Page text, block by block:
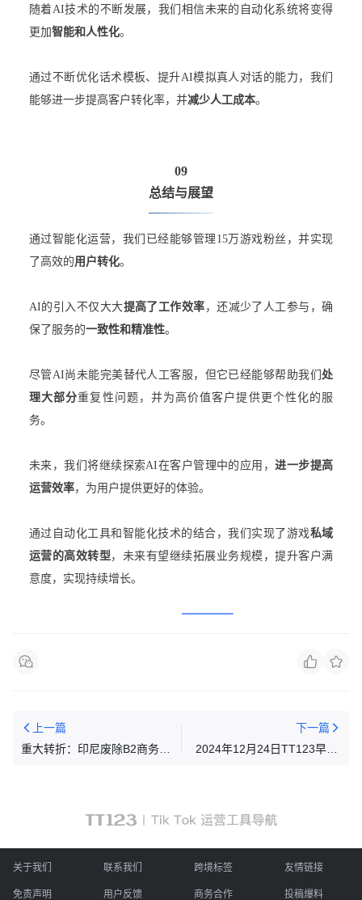
随着AI技术的不断发展，我们相信未来的自动化系统将变得
更加智能和人性化。
通过不断优化话术模板、提升AI模拟真人对话的能力，我们
能够进一步提高客户转化率，并减少人工成本。
09
总结与展望
通过智能化运营，我们已经能够管理15万游戏粉丝，并实现
了高效的用户转化。
AI的引入不仅大大提高了工作效率 ，还减少了人工参与，确
保了服务的一致性和精准性。
尽管AI尚未能完美替代人工客服，但它已经能够帮助我们 处
理大部分重复性问题，并为高价值客户提供更个性化的服
务。
未来，我们将继续探索AI在客户管理中的应用，进一步提高
运营效率，为用户提供更好的体验。
通过自动化工具和智能化技术的结合，我们实现了游戏私域
运营的高效转型 ，未来有望继续拓展业务规模，提升客户满
意度，实现持续增长。
上一篇
重大转折：印尼废除B2商务
下一篇
2024年12月24日TT123早报|
关于我们 联系我们 跨境标签 友情链接
免责声明 用户反馈 商务合作 投稿爆料